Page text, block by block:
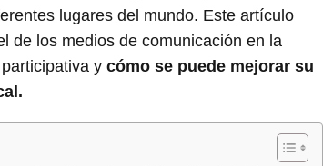
lugares del mundo. Este artículo
de los medios de comunicación en la
y cómo se puede mejorar su